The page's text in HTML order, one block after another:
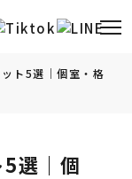
ト5選｜個室・格
選｜個